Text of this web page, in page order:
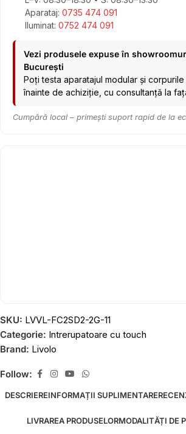
Aparataj: 0735 474 091
Iluminat: 0752 474 091
Vezi produsele expuse în
București
Poți testa aparatajul modular și corpurile
înainte de achiziție, cu consultanță la
Cumpără local – primești suport rapid de la
SKU: LVVL-FC2SD2-2G-11
Categorie: Intrerupatoare cu touch
Brand: Livolo
Follow:
DESCRIEREINFORMAȚII SUPLIMENTARE
LIVRAREA PRODUSELORMODALITĂȚI DE